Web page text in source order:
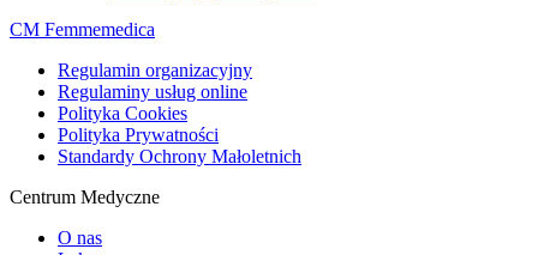
CM Femmemedica
Regulamin organizacyjny
Regulaminy usług online
Polityka Cookies
Polityka Prywatności
Standardy Ochrony Małoletnich
Centrum Medyczne
O nas